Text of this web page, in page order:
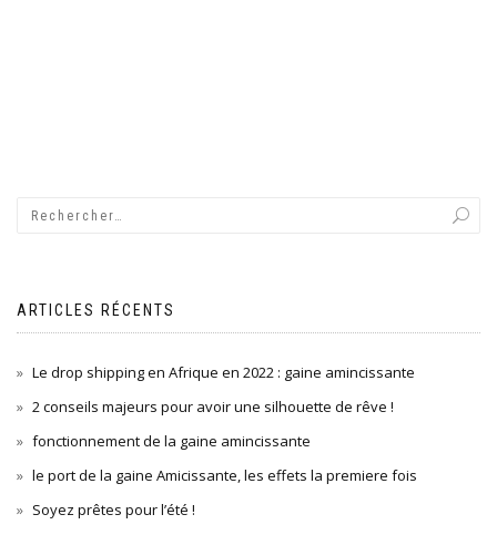
ARTICLES RÉCENTS
Le drop shipping en Afrique en 2022 : gaine amincissante
2 conseils majeurs pour avoir une silhouette de rêve !
fonctionnement de la gaine amincissante
le port de la gaine Amicissante, les effets la premiere fois
Soyez prêtes pour l’été !